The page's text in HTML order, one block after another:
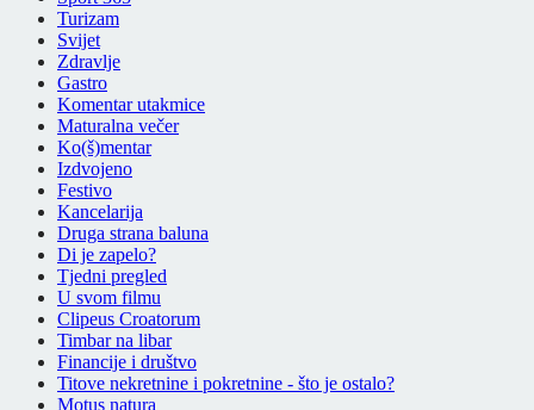
Turizam
Svijet
Zdravlje
Gastro
Komentar utakmice
Maturalna večer
Ko(š)mentar
Izdvojeno
Festivo
Kancelarija
Druga strana baluna
Di je zapelo?
Tjedni pregled
U svom filmu
Clipeus Croatorum
Timbar na libar
Financije i društvo
Titove nekretnine i pokretnine - što je ostalo?
Motus natura